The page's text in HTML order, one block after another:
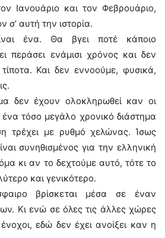
Ιανουάριο και τον Φεβρουάριο,
σ’ αυτή την ιστορία.
ένα. Θα βγει ποτέ κάποιο
περάσει ενάμισι χρόνος και δεν
Και δεν εννοούμε, φυσικά,
δεν έχουν ολοκληρωθεί καν οι
τόσο μεγάλο χρονικό διάστημα
τρέχει με ρυθμό χελώνας. Ίσως
συνηθισμένος για την ελληνική
κι αν το δεχτούμε αυτό, τότε το
και γενικότερο.
βρίσκεται μέσα σε έναν
Κι ενώ σε όλες τις άλλες χώρες
εδώ δεν έχει ανοίξει καν η